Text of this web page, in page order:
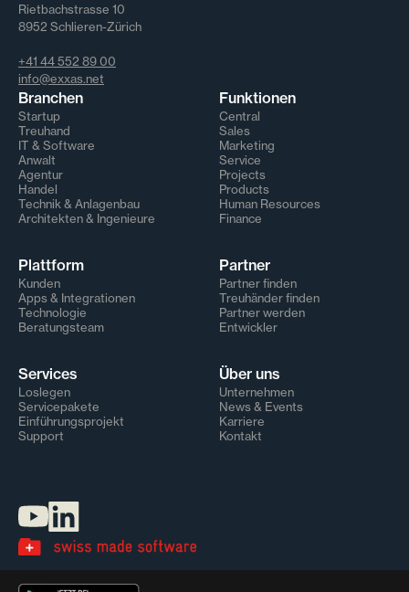
Rietbachstrasse 10
8952 Schlieren-Zürich
+41 44 552 89 00
info@exxas.net
Branchen
Startup
Treuhand
IT & Software
Anwalt
Agentur
Handel
Technik & Anlagenbau
Architekten & Ingenieure
Funktionen
Central
Sales
Marketing
Service
Projects
Products
Human Resources
Finance
Plattform
Kunden
Apps & Integrationen
Technologie
Beratungsteam
Partner
Partner finden
Treuhänder finden
Partner werden
Entwickler
Services
Loslegen
Servicepakete
Einführungsprojekt
Support
Über uns
Unternehmen
News & Events
Karriere
Kontakt